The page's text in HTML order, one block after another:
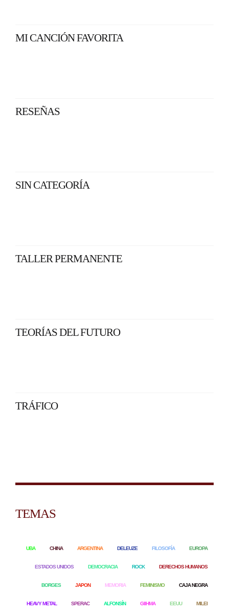
MI CANCIÓN FAVORITA
RESEÑAS
SIN CATEGORÍA
TALLER PERMANENTE
TEORÍAS DEL FUTURO
TRÁFICO
TEMAS
UBA CHINA ARGENTINA DELEUZE FILOSOFÍA EUROPA
ESTADOS UNIDOS DEMOCRACIA ROCK DERECHOS HUMANOS
BORGES JAPON MEMORIA FEMINISMO CAJA NEGRA
HEAVY METAL SPERAC ALFONSÍN GIIHMA EEUU MILEI